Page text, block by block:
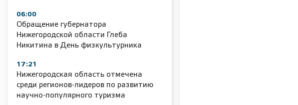
06:00
Обращение губернатора
Нижегородской области Глеба
Никитина в День физкультурника
17:21
Нижегородская область отмечена
среди регионов-лидеров по развитию
научно-популярного туризма